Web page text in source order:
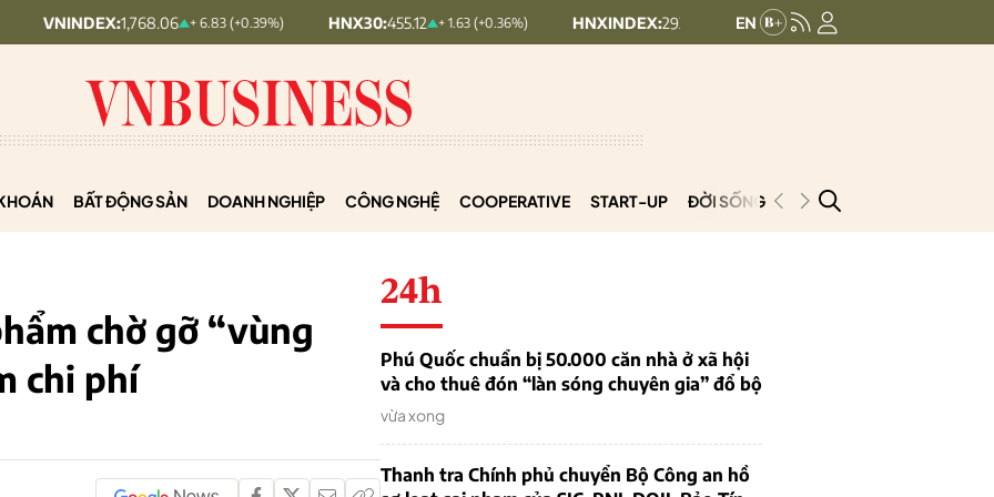
1,768.06 + 6.83 (+0.39%) HNX30: 455.12 + 1.63 (+0.36%) HNXINDEX:293.44 + 0.25 (+0.09%) UPCOMINDEX:
BẤT ĐỘNG SẢN DOANH NGHIỆP CÔNG NGHỆ COOPERATIVE START-UP ĐỜI SỐNG PODCAST
chờ gỡ “vùng
chi phí
24h
Phú Quốc chuẩn bị 50.000 căn nhà ở xã hội
và cho thuê đón “làn sóng chuyên gia” đổ bộ
vừa xong
Thanh tra Chính phủ chuyển Bộ Công an hồ